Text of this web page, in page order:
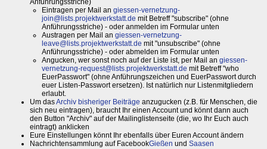
Anführungsstriche)
Eintragen per Mail an giessen-vernetzung-
join@lists.projektwerkstatt.de mit Betreff "subscribe" (ohne
Anführungsstriche) - oder anmelden im Formular unten
Austragen per Mail an giessen-vernetzung-
leave@lists.projektwerkstatt.de mit "unsubscribe" (ohne
Anführungsstriche) - oder abmelden im Formular unten
Angucken, wer sonst noch auf der Liste ist, per Mail an giessen-
vernetzung-request@lists.projektwerkstatt.de mit Betreff "who
EuerPasswort" (ohne Anführungszeichen und EuerPasswort durch
euer Listen-Passwort ersetzen). Ist natürlich nur Listenmitgliedern
erlaubt.
Um dasArchiv bisheriger Beiträge anzugucken (z.B. für Menschen, die
sich neu eintragen), braucht Ihr einen Account und könnt dann auch
den Button "Archiv" auf der Mailinglistenseite (die, wo Ihr Euch auch
eintragt) anklicken
Eure Einstellungen könnt Ihr ebenfalls über Euren Account ändern
Nachrichtensammlung auf FacebookGießen und Saasen